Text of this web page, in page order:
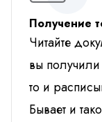
Получение
Читайте
вы получили
то и
Бывает и